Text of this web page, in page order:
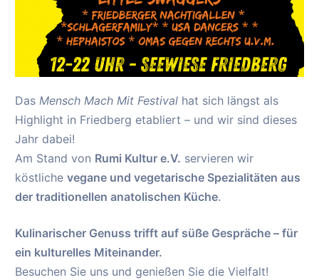
DasMensch Mach Mit Festival hat sich längst als
Highlight in Friedberg etabliert – und wir sind dieses
Jahr dabei!
Am Stand von Rumi Kultur e.V. servieren wir
köstlichevegane und vegetarische Spezialitäten aus
der traditionellen anatolischen Küche.
Kulinarischer Genuss trifft auf süße Gespräche – für
ein kulturelles Miteinander.
Besuchen Sie uns und genießen Sie die Vielfalt!